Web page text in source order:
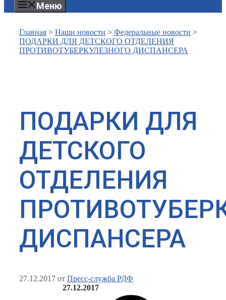
Меню
Главная > Наши новости > Федеральные новости >
ПОДАРКИ ДЛЯ ДЕТСКОГО ОТДЕЛЕНИЯ
ПРОТИВОТУБЕРКУЛЕЗНОГО ДИСПАНСЕРА
ПОДАРКИ ДЛЯ
ДЕТСКОГО
ОТДЕЛЕНИЯ
ДИСПАНСЕРА
27.12.2017 от Пресс-служба РДФ
27.12.2017